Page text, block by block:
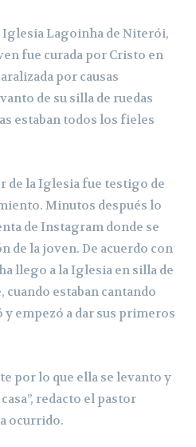
Lagoinha de Niterói,
fue curada por Cristo en
por causas
de su silla de ruedas
estaban todos los fieles
de la Iglesia fue testigo de
Minutos después lo
de Instagram donde se
de la joven. De acuerdo con
llego a la Iglesia en silla de
cuando estaban cantando
y empezó a dar sus primeros
por lo que ella se levanto y
redacto el pastor
ocurrido.